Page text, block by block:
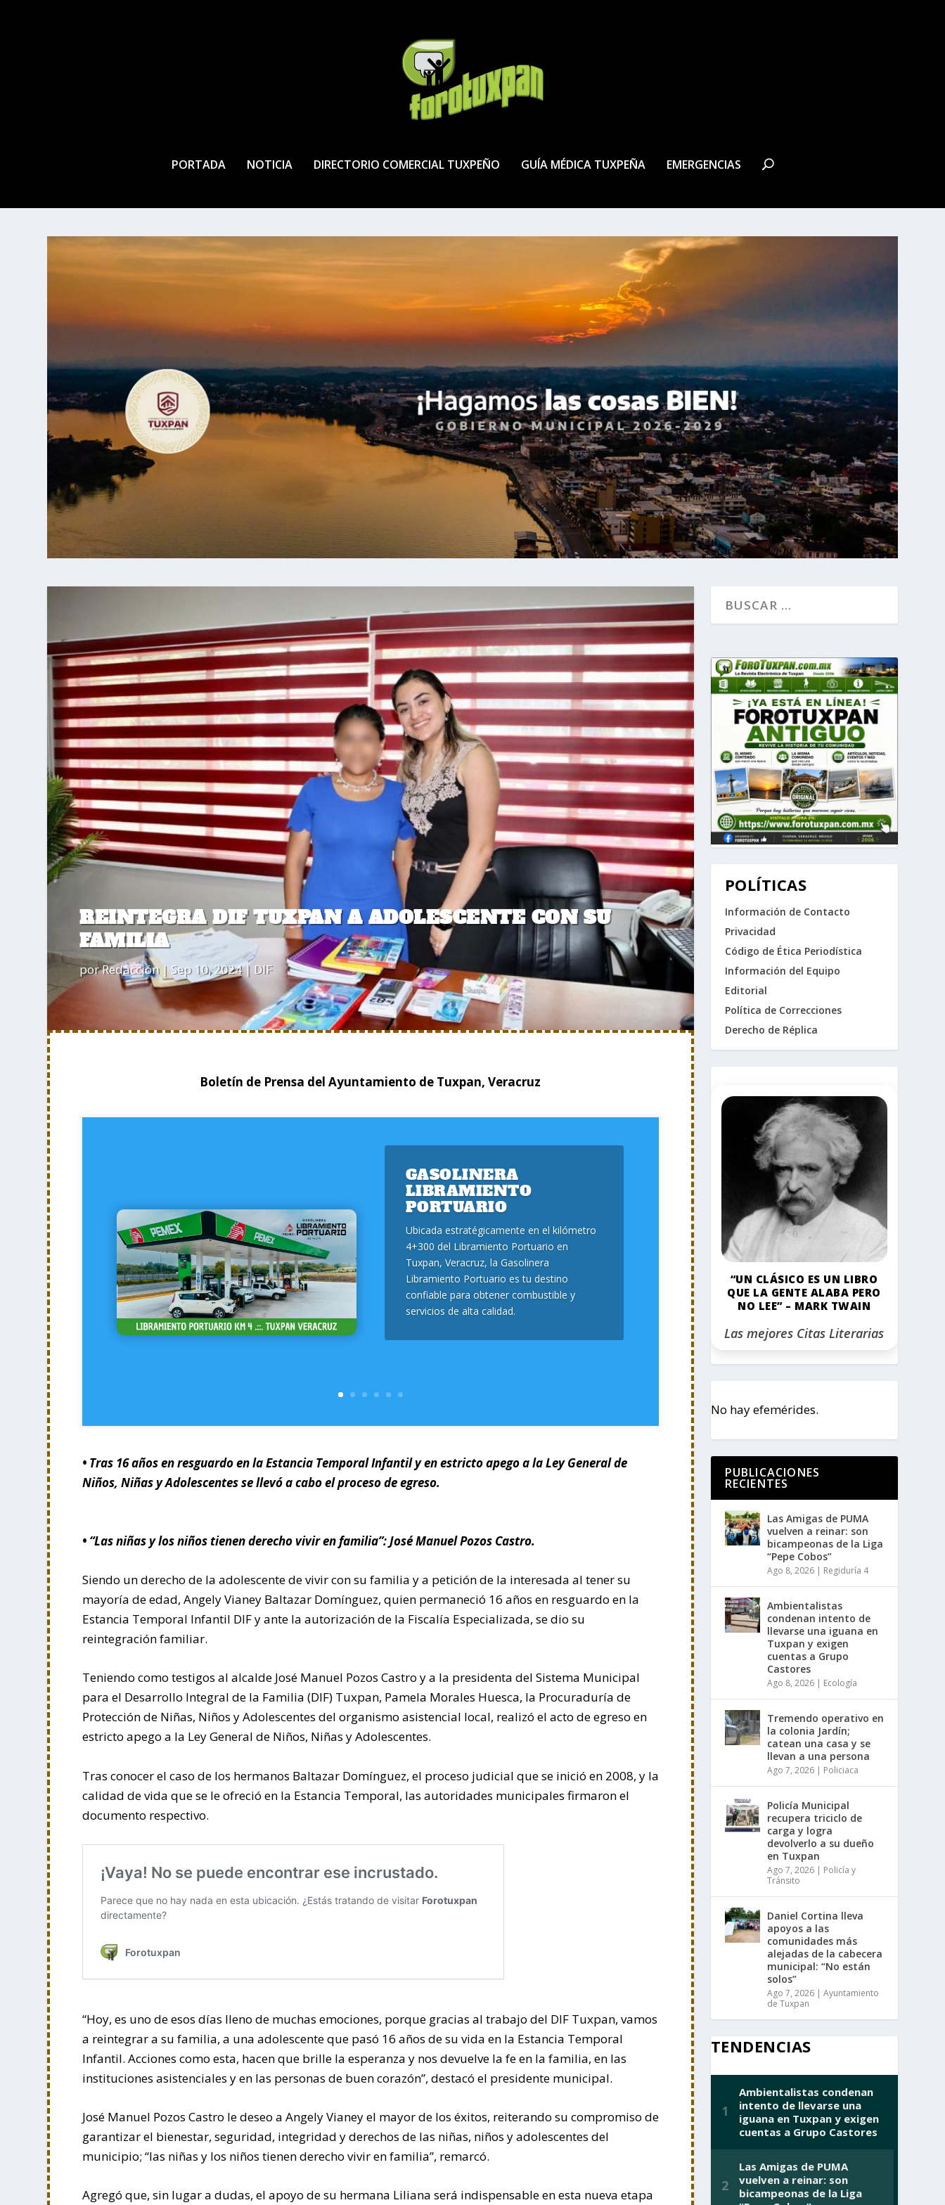
PORTADA NOTICIA DIRECTORIO COMERCIAL TUXPEÑO GUÍA MÉDICA TUXPEÑA EMERGENCIAS
REINTEGRA DIF TUXPAN A ADOLESCENTE CON SU
FAMILIA
porRedacción|Sep 10, 2024| DIF
Boletín de Prensa del Ayuntamiento de Tuxpan, Veracruz
GASOLINERA
LIBRAMIENTO
PORTUARIO
Ubicada estratégicamente en el kilómetro
4+300 del Libramiento Portuario en
Tuxpan, Veracruz, la Gasolinera
Libramiento Portuario es tu destino
confiable para obtener combustible y
servicios de alta calidad.
• Tras 16 años en resguardo en la Estancia Temporal Infantil y en estricto apego a la Ley General de
Niños, Niñas y Adolescentes se llevó a cabo el proceso de egreso.
• “Las niñas y los niños tienen derecho vivir en familia”: José Manuel Pozos Castro.
Siendo un derecho de la adolescente de vivir con su familia y a petición de la interesada al tener su
mayoría de edad, Angely Vianey Baltazar Domínguez, quien permaneció 16 años en resguardo en la
Estancia Temporal Infantil DIF y ante la autorización de la Fiscalía Especializada, se dio su
reintegración familiar.
Teniendo como testigos al alcalde José Manuel Pozos Castro y a la presidenta del Sistema Municipal
para el Desarrollo Integral de la Familia (DIF) Tuxpan, Pamela Morales Huesca, la Procuraduría de
Protección de Niñas, Niños y Adolescentes del organismo asistencial local, realizó el acto de egreso en
estricto apego a la Ley General de Niños, Niñas y Adolescentes.
Tras conocer el caso de los hermanos Baltazar Domínguez, el proceso judicial que se inició en 2008, y la
calidad de vida que se le ofreció en la Estancia Temporal, las autoridades municipales firmaron el
documento respectivo.
“Hoy, es uno de esos días lleno de muchas emociones, porque gracias al trabajo del DIF Tuxpan, vamos
a reintegrar a su familia, a una adolescente que pasó 16 años de su vida en la Estancia Temporal
Infantil. Acciones como esta, hacen que brille la esperanza y nos devuelve la fe en la familia, en las
instituciones asistenciales y en las personas de buen corazón”, destacó el presidente municipal.
José Manuel Pozos Castro le deseo a Angely Vianey el mayor de los éxitos, reiterando su compromiso de
garantizar el bienestar, seguridad, integridad y derechos de las niñas, niños y adolescentes del
municipio; “las niñas y los niños tienen derecho vivir en familia”, remarcó.
Agregó que, sin lugar a dudas, el apoyo de su hermana Liliana será indispensable en esta nueva etapa
POLÍTICAS
Información de Contacto
Privacidad
Código de Ética Periodística
Información del Equipo
Editorial
Política de Correcciones
Derecho de Réplica
“UN CLÁSICO ES UN LIBRO
QUE LA GENTE ALABA PERO
NO LEE” – MARK TWAIN
Las mejores Citas Literarias
No hay efemérides.
PUBLICACIONES
RECIENTES
Las Amigas de PUMA
vuelven a reinar: son
bicampeonas de la Liga
“Pepe Cobos”
Ago 8, 2026| Regiduría 4
Ambientalistas
condenan intento de
llevarse una iguana en
Tuxpan y exigen
cuentas a Grupo
Castores
Ago 8, 2026| Ecología
Tremendo operativo en
la colonia Jardín;
catean una casa y se
llevan a una persona
Ago 7, 2026| Policiaca
Policía Municipal
recupera triciclo de
carga y logra
devolverlo a su dueño
en Tuxpan
Ago 7, 2026| Policía y
Tránsito
Daniel Cortina lleva
apoyos a las
comunidades más
alejadas de la cabecera
municipal: “No están
solos”
Ago 7, 2026| Ayuntamiento
de Tuxpan
TENDENCIAS